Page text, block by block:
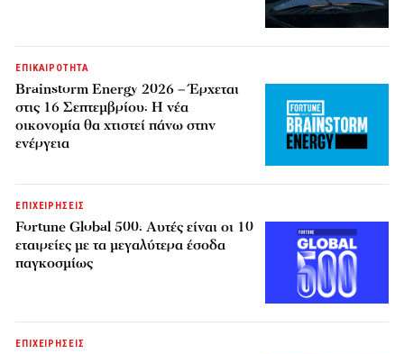
ΕΠΙΚΑΙΡΟΤΗΤΑ
Brainstorm Energy 2026 – Έρχεται
στις 16 Σεπτεμβρίου: Η νέα
οικονομία θα χτιστεί πάνω στην
ενέργεια
ΕΠΙΧΕΙΡΗΣΕΙΣ
Fortune Global 500: Αυτές είναι οι 10
εταιρείες με τα μεγαλύτερα έσοδα
παγκοσμίως
ΕΠΙΧΕΙΡΗΣΕΙΣ